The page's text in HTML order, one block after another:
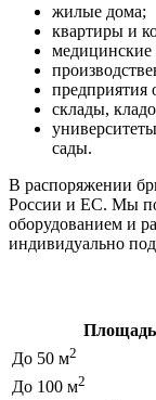
жилые дома;
квартиры и
медицинские
предприятия
склады,
сады.
В распоряжении
России и ЕС. Мы
оборудованием и
индивидуально под
Площадь
До 50 м2
До 100 м2